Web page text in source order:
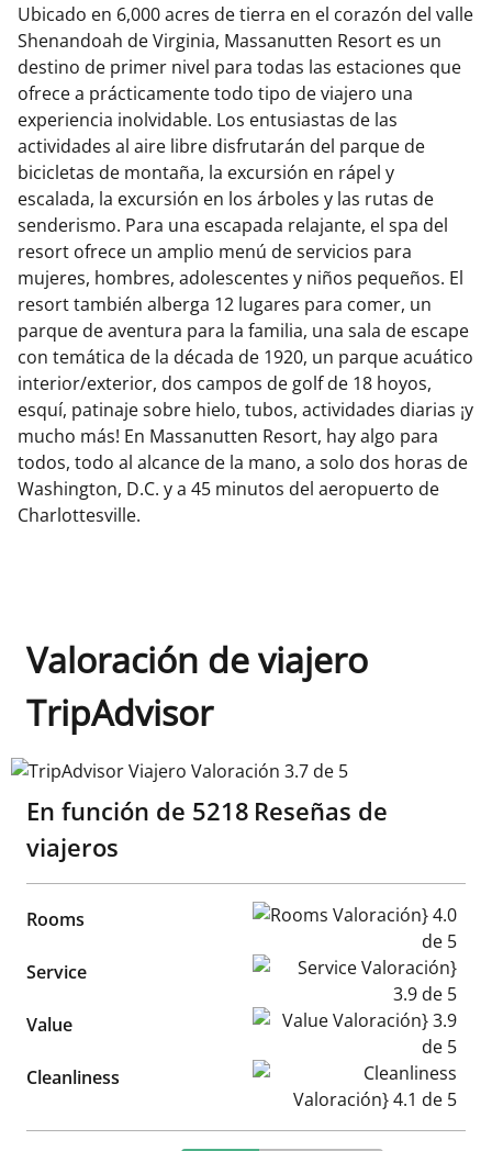
Ubicado en 6,000 acres de tierra en el corazón del valle
Shenandoah de Virginia, Massanutten Resort es un
destino de primer nivel para todas las estaciones que
ofrece a prácticamente todo tipo de viajero una
experiencia inolvidable. Los entusiastas de las
actividades al aire libre disfrutarán del parque de
bicicletas de montaña, la excursión en rápel y
escalada, la excursión en los árboles y las rutas de
senderismo. Para una escapada relajante, el spa del
resort ofrece un amplio menú de servicios para
mujeres, hombres, adolescentes y niños pequeños. El
resort también alberga 12 lugares para comer, un
parque de aventura para la familia, una sala de escape
con temática de la década de 1920, un parque acuático
interior/exterior, dos campos de golf de 18 hoyos,
esquí, patinaje sobre hielo, tubos, actividades diarias ¡y
mucho más! En Massanutten Resort, hay algo para
todos, todo al alcance de la mano, a solo dos horas de
Washington, D.C. y a 45 minutos del aeropuerto de
Charlottesville.
Valoración de viajero
TripAdvisor
TripAdvisor Viajero Valoración 3.7 de 5
En función de 5218 Reseñas de
viajeros
Rooms Rooms Valoración} 4.0 de 5
Service Service Valoración} 3.9 de 5
Value Value Valoración} 3.9 de 5
Cleanliness Cleanliness Valoración} 4.1